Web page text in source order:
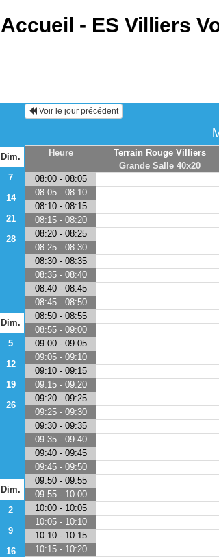
Accueil - ES Villiers
Dim.
7
14
21
28
Dim.
5
12
19
26
Dim.
2
9
16
Voir le jour précédent
Heure
Terrain Rouge Villiers
Grande Salle 40x20
08:00 - 08:05
08:05 - 08:10
08:10 - 08:15
08:15 - 08:20
08:20 - 08:25
08:25 - 08:30
08:30 - 08:35
08:35 - 08:40
08:40 - 08:45
08:45 - 08:50
08:50 - 08:55
08:55 - 09:00
09:00 - 09:05
09:05 - 09:10
09:10 - 09:15
09:15 - 09:20
09:20 - 09:25
09:25 - 09:30
09:30 - 09:35
09:35 - 09:40
09:40 - 09:45
09:45 - 09:50
09:50 - 09:55
09:55 - 10:00
10:00 - 10:05
10:05 - 10:10
10:10 - 10:15
10:15 - 10:20